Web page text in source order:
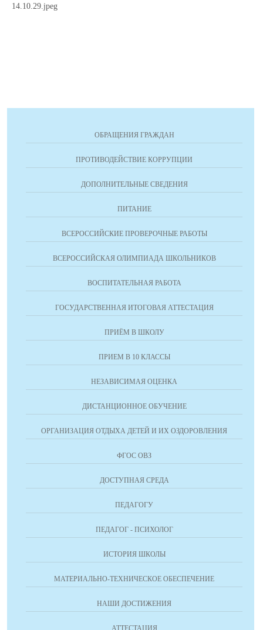
ОБРАЩЕНИЯ ГРАЖДАН
ПРОТИВОДЕЙСТВИЕ КОРРУПЦИИ
ДОПОЛНИТЕЛЬНЫЕ СВЕДЕНИЯ
ПИТАНИЕ
ВСЕРОССИЙСКИЕ ПРОВЕРОЧНЫЕ РАБОТЫ
ВСЕРОССИЙСКАЯ ОЛИМПИАДА ШКОЛЬНИКОВ
ВОСПИТАТЕЛЬНАЯ РАБОТА
ГОСУДАРСТВЕННАЯ ИТОГОВАЯ АТТЕСТАЦИЯ
ПРИЁМ В ШКОЛУ
ПРИЕМ В 10 КЛАССЫ
НЕЗАВИСИМАЯ ОЦЕНКА
ДИСТАНЦИОННОЕ ОБУЧЕНИЕ
ОРГАНИЗАЦИЯ ОТДЫХА ДЕТЕЙ И ИХ ОЗДОРОВЛЕНИЯ
ФГОС ОВЗ
ДОСТУПНАЯ СРЕДА
ПЕДАГОГУ
ПЕДАГОГ - ПСИХОЛОГ
ИСТОРИЯ ШКОЛЫ
МАТЕРИАЛЬНО-ТЕХНИЧЕСКОЕ ОБЕСПЕЧЕНИЕ
НАШИ ДОСТИЖЕНИЯ
АТТЕСТАЦИЯ